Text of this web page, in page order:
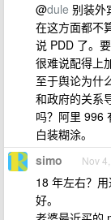
@dule 别装外
在这方面都不
说 PDD 了。
很难说配得上
至于舆论为什
和政府的关系
吗？阿里 996
白装糊涂。
simo Nov
18 年左右？
好。